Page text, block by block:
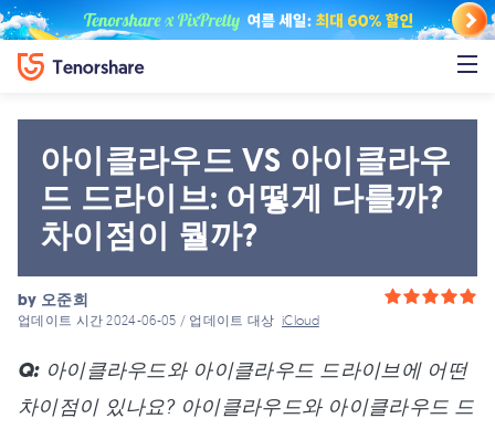
아이클라우드 VS 아이클라우
드 드라이브: 어떻게 다를까?
차이점이 뭘까?
by 오준희
업데이트 시간 2024-06-05 / 업데이트 대상iCloud
Q:아이클라우드와 아이클라우드 드라이브에 어떤
차이점이 있나요? 아이클라우드와 아이클라우드 드